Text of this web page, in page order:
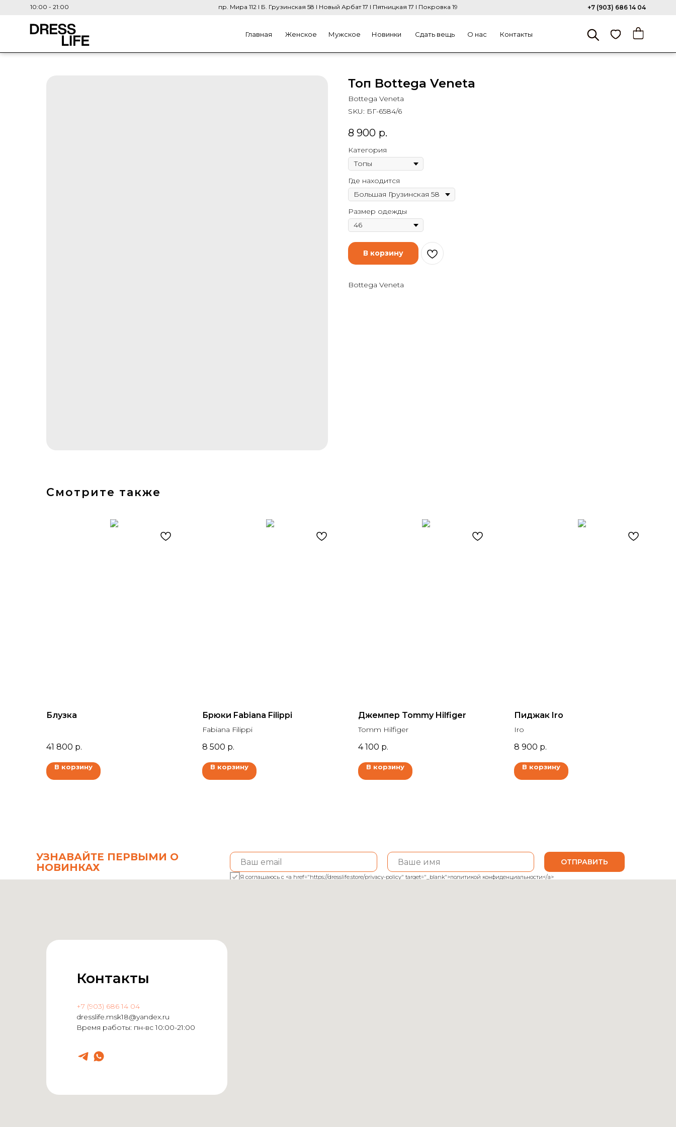
Главная Женское Мужское Новинки Сдать вещь О нас Контакты
10:00 - 21:00 пр. Мира 112 I Б. Грузинская 58 I Новый Арбат 17 I Пятницкая 17 I Покровка 19 +7 (903) 686 14 04
Топ Bottega Veneta
Bottega Veneta
SKU: БГ-6584/6
8 900 р.
Категория
Где находится
Размер одежды
В корзину
Bottega Veneta
Смотрите также
Блузка
41 800 р.
В корзину
Брюки Fabiana Filippi
Fabiana Filippi
8 500 р.
В корзину
Джемпер Tommy Hilfiger
Tomm Hilfiger
4 100 р.
В корзину
Пиджак Iro
Iro
8 900 р.
В корзину
Я соглашаюсь с <a href="https://dresslife.store/privacy-policy" target="_blank">политикой конфиденциальности</a>
ОТПРАВИТЬ
УЗНАВАЙТЕ ПЕРВЫМИ О
НОВИНКАХ
Контакты
+7 (903) 686 14 04
dresslife.msk18@yandex.ru
Время работы: пн-вс 10:00-21:00